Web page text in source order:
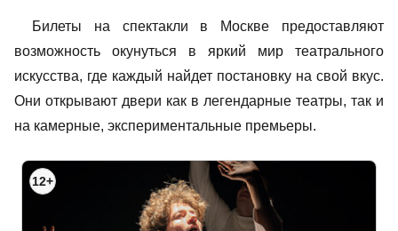
Билеты на спектакли в Москве предоставляют
возможность окунуться в яркий мир театрального
искусства, где каждый найдет постановку на свой вкус.
Они открывают двери как в легендарные театры, так и
на камерные, экспериментальные премьеры.
12+